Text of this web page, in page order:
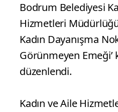
Bodrum Belediyesi
Hizmetleri
Kadın Dayanışma
Görünmeyen
düzenlendi.
Kadın ve Aile